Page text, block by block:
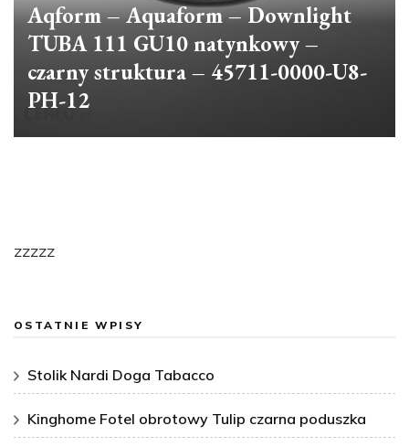
Aqform – Aquaform – Downlight
TUBA 111 GU10 natynkowy –
czarny struktura – 45711-0000-U8-
PH-12
zzzzz
OSTATNIE WPISY
Stolik Nardi Doga Tabacco
Kinghome Fotel obrotowy Tulip czarna poduszka